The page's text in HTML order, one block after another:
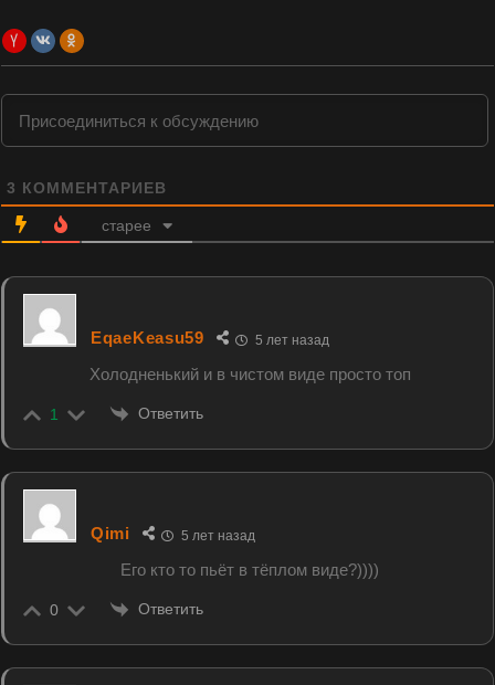
3 КОММЕНТАРИЕВ
старее
EqaeKeasu59 5 лет назад
Холодненький и в чистом виде просто топ
1 Ответить
Qimi 5 лет назад
Его кто то пьёт в тёплом виде?))))
0 Ответить